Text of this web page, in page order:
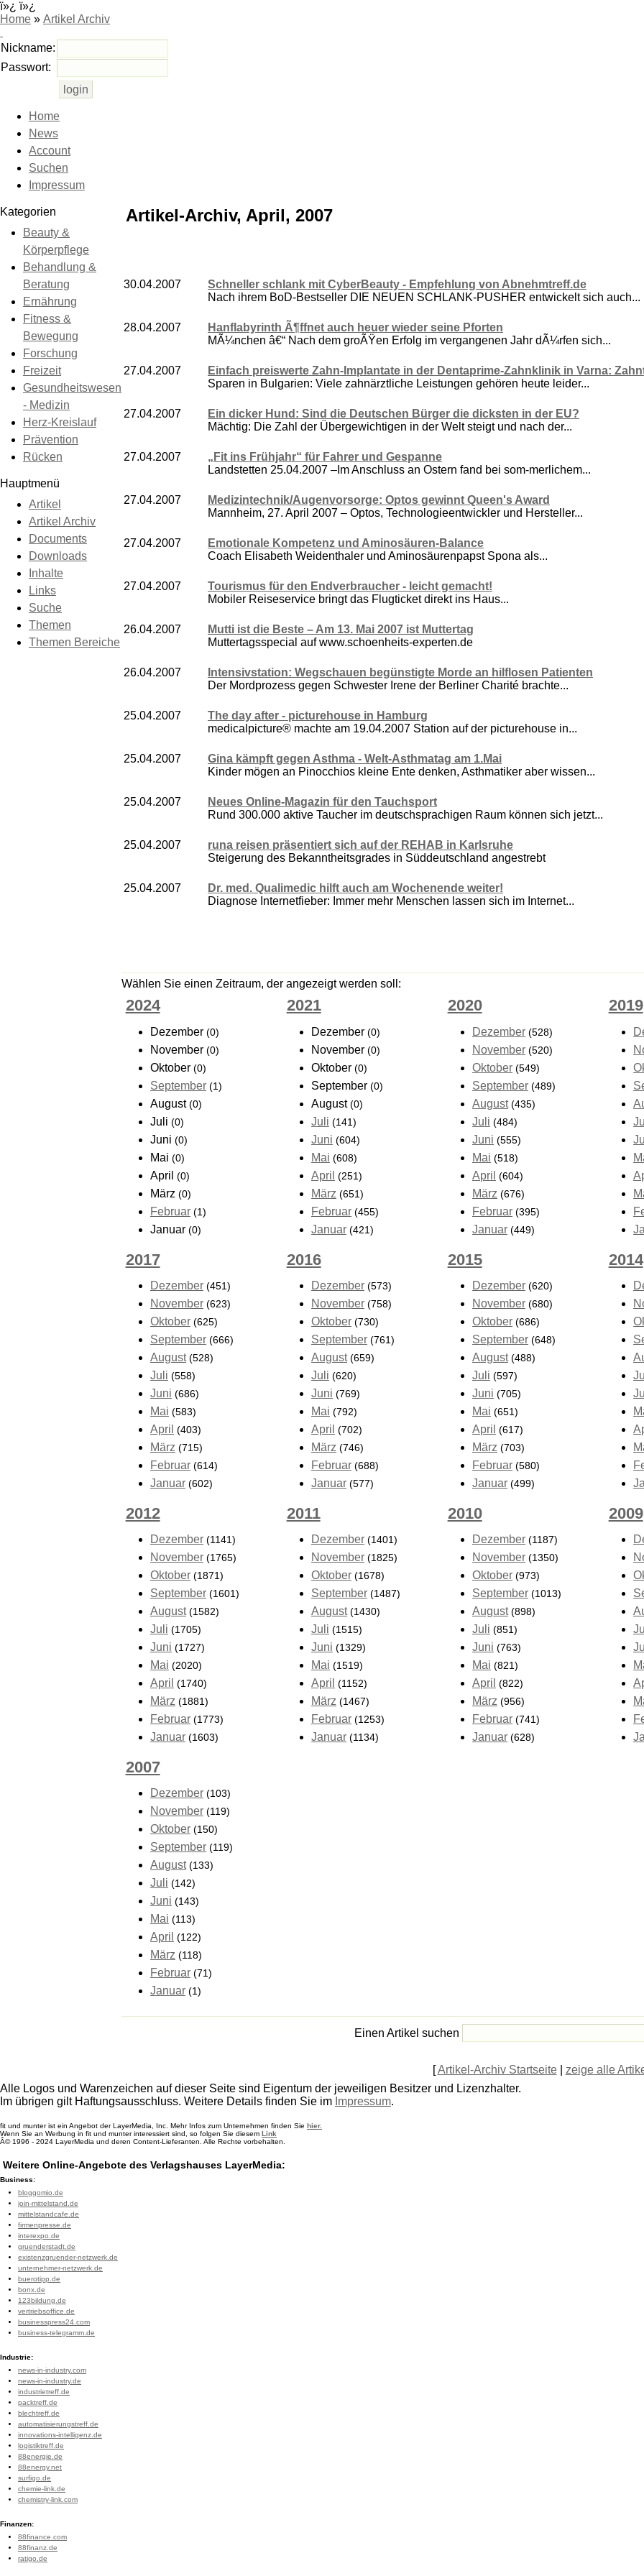
ï»¿ ï»¿
Home » Artikel Archiv
Nickname:
Passwort:
Home
News
Account
Suchen
Impressum
Kategorien
Beauty &
Körperpflege
Behandlung &
Beratung
Ernährung
Fitness &
Bewegung
Forschung
Freizeit
Gesundheitswesen
- Medizin
Herz-Kreislauf
Prävention
Rücken
Hauptmenü
Artikel
Artikel Archiv
Documents
Downloads
Inhalte
Links
Suche
Themen
Themen Bereiche
Artikel-Archiv, April, 2007
30.04.2007
Schneller schlank mit CyberBeauty - Empfehlung von Abnehmtreff.de
Nach ihrem BoD-Bestseller DIE NEUEN SCHLANK-PUSHER entwickelt sich auch...
28.04.2007
Hanflabyrinth Ã¶ffnet auch heuer wieder seine Pforten
MÃ¼nchen â€“ Nach dem groÃŸen Erfolg im vergangenen Jahr dÃ¼rfen sich...
27.04.2007
Einfach preiswerte Zahn-Implantate in der Dentaprime-Zahnklinik in Varna:
Sparen in Bulgarien: Viele zahnärztliche Leistungen gehören heute leider...
27.04.2007
Ein dicker Hund: Sind die Deutschen Bürger die dicksten in der EU?
Mächtig: Die Zahl der Übergewichtigen in der Welt steigt und nach der...
27.04.2007
„Fit ins Frühjahr“ für Fahrer und Gespanne
Landstetten 25.04.2007 –Im Anschluss an Ostern fand bei som-merlichem...
27.04.2007
Medizintechnik/Augenvorsorge: Optos gewinnt Queen's Award
Mannheim, 27. April 2007 – Optos, Technologieentwickler und Hersteller...
27.04.2007
Emotionale Kompetenz und Aminosäuren-Balance
Coach Elisabeth Weidenthaler und Aminosäurenpapst Spona als...
27.04.2007
Tourismus für den Endverbraucher - leicht gemacht!
Mobiler Reiseservice bringt das Flugticket direkt ins Haus...
26.04.2007
Mutti ist die Beste – Am 13. Mai 2007 ist Muttertag
Muttertagsspecial auf www.schoenheits-experten.de
26.04.2007
Intensivstation: Wegschauen begünstigte Morde an hilflosen Patienten
Der Mordprozess gegen Schwester Irene der Berliner Charité brachte...
25.04.2007
The day after - picturehouse in Hamburg
medicalpicture® machte am 19.04.2007 Station auf der picturehouse in...
25.04.2007
Gina kämpft gegen Asthma - Welt-Asthmatag am 1.Mai
Kinder mögen an Pinocchios kleine Ente denken, Asthmatiker aber wissen...
25.04.2007
Neues Online-Magazin für den Tauchsport
Rund 300.000 aktive Taucher im deutschsprachigen Raum können sich jetzt...
25.04.2007
runa reisen präsentiert sich auf der REHAB in Karlsruhe
Steigerung des Bekanntheitsgrades in Süddeutschland angestrebt
25.04.2007
Dr. med. Qualimedic hilft auch am Wochenende weiter!
Diagnose Internetfieber: Immer mehr Menschen lassen sich im Internet...
Wählen Sie einen Zeitraum, der angezeigt werden soll:
2024
Dezember (0)
November (0)
Oktober (0)
September (1)
August (0)
Juli (0)
Juni (0)
Mai (0)
April (0)
März (0)
Februar (1)
Januar (0)
2021
Dezember(0)
November(0)
Oktober(0)
September(0)
August(0)
Juli (141)
Juni (604)
Mai (608)
April (251)
März (651)
Februar (455)
Januar (421)
2020
Dezember (528)
November (520)
Oktober (549)
September (489)
August (435)
Juli (484)
Juni (555)
Mai (518)
April (604)
März (676)
Februar (395)
Januar (449)
2019
2017
Dezember (451)
November (623)
Oktober (625)
September (666)
August (528)
Juli (558)
Juni (686)
Mai (583)
April (403)
März (715)
Februar (614)
Januar (602)
2016
Dezember (573)
November (758)
Oktober (730)
September (761)
August (659)
Juli (620)
Juni (769)
Mai (792)
April (702)
März (746)
Februar (688)
Januar (577)
2015
Dezember (620)
November (680)
Oktober (686)
September (648)
August (488)
Juli (597)
Juni (705)
Mai (651)
April (617)
März (703)
Februar (580)
Januar (499)
2014
2012
Dezember (1141)
November (1765)
Oktober (1871)
September (1601)
August (1582)
Juli (1705)
Juni (1727)
Mai (2020)
April (1740)
März (1881)
Februar (1773)
Januar (1603)
2011
Dezember (1401)
November (1825)
Oktober (1678)
September (1487)
August (1430)
Juli (1515)
Juni (1329)
Mai (1519)
April (1152)
März (1467)
Februar (1253)
Januar (1134)
2010
Dezember (1187)
November (1350)
Oktober (973)
September (1013)
August (898)
Juli (851)
Juni (763)
Mai (821)
April (822)
März (956)
Februar (741)
Januar (628)
2009
2007
Dezember (103)
November (119)
Oktober (150)
September (119)
August (133)
Juli (142)
Juni (143)
Mai (113)
April (122)
März (118)
Februar (71)
Januar (1)
Einen Artikel suchen
[Artikel-Archiv Startseite| zeige alle
Alle Logos und Warenzeichen auf dieser Seite sind Eigentum der jeweiligen Besitzer und Lizenzhalter.
Im übrigen gilt Haftungsausschluss. Weitere Details finden Sie im Impressum.
fit und munter ist ein Angebot der LayerMedia, Inc. Mehr Infos zum Unternehmen finden Sie hier.
Wenn Sie an Werbung in fit und munter interessiert sind, so folgen Sie diesem Link
Â© 1996 - 2024 LayerMedia und deren Content-Lieferanten. Alle Rechte vorbehalten.
Weitere Online-Angebote des Verlagshauses LayerMedia:
Business:
bloggomio.de
join-mittelstand.de
mittelstandcafe.de
firmenpresse.de
interexpo.de
gruenderstadt.de
existenzgruender-netzwerk.de
unternehmer-netzwerk.de
buerotipp.de
bonx.de
123bildung.de
vertriebsoffice.de
businesspress24.com
business-telegramm.de
Industrie:
news-in-industry.com
news-in-industry.de
industrietreff.de
packtreff.de
blechtreff.de
automatisierungstreff.de
innovations-intelligenz.de
logistiktreff.de
88energie.de
88energy.net
surfigo.de
chemie-link.de
chemistry-link.com
Finanzen:
88finance.com
88finanz.de
ratigo.de